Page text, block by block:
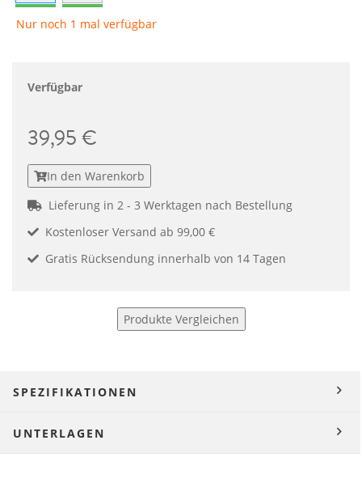
Nur noch 1 mal verfügbar
Verfügbar
39,95 €
In den Warenkorb
Lieferung in 2 - 3 Werktagen nach Bestellung
Kostenloser Versand ab 99,00 €
Gratis Rücksendung innerhalb von 14 Tagen
Produkte Vergleichen
SPEZIFIKATIONEN
UNTERLAGEN